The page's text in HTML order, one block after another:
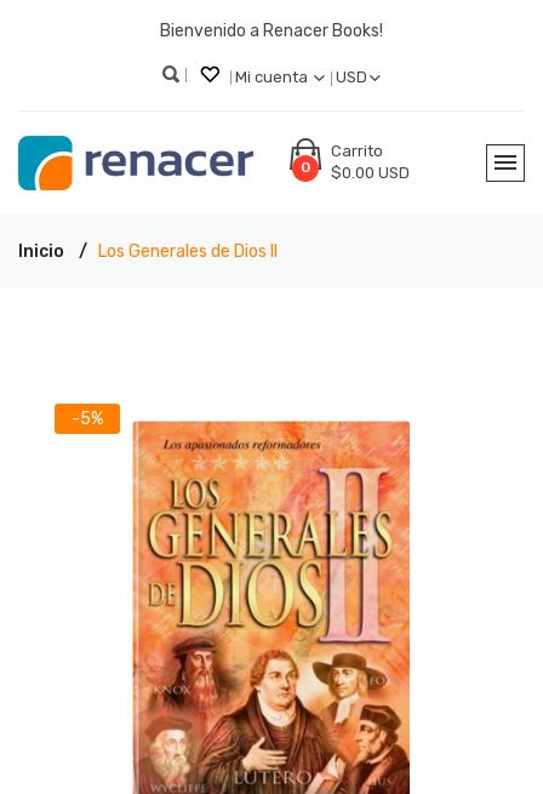
Bienvenido a Renacer Books!
Mi cuenta USD
0
Carrito
$0.00 USD
Inicio Los Generales de Dios II
-5%